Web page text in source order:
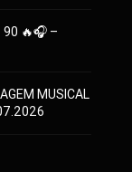
90 🔥🎧 –
MUSICAL